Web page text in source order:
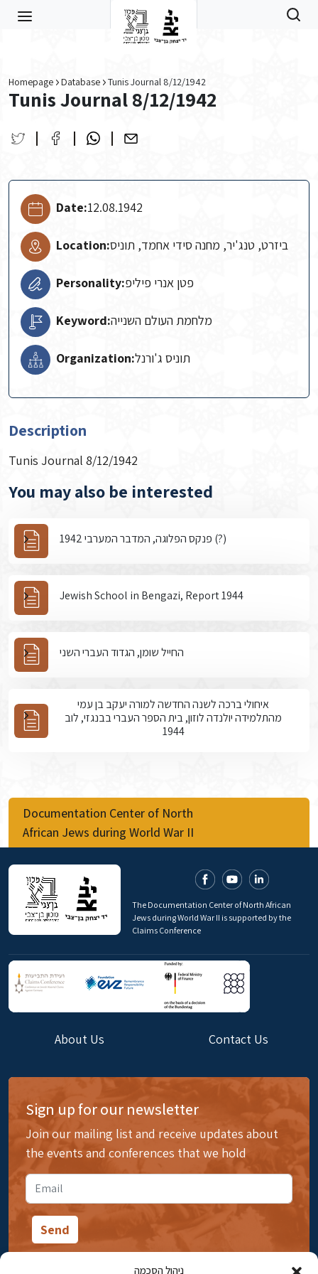
ניהול הסכמה
Homepage Database Tunis Journal 8/12/1942
Tunis Journal 8/12/1942
Date:12.08.1942
Location:ביזרט, טנג'יר, מחנה סידי אחמד, תוניס
Personality:פטן אנרי פיליפ
Keyword:מלחמת העולם השנייה
Organization:תוניס ג'ורנל
Description
Tunis Journal 8/12/1942
You may also be interested
פנקס הפלוגה, המדבר המערבי 1942 (?)
Jewish School in Bengazi, Report 1944
החייל שומן, הגדוד העברי השני
איחולי ברכה לשנה החדשה למורה יעקב בן עמי
מהתלמידה יולנדה לוזון, בית הספר העברי בבנגזי, לוב
1944
Documentation Center of North
African Jews during World War II
The Documentation Center of North African
Jews during World War II is supported by the
Claims Conference
About Us Contact Us
Sign up for our newsletter
Join our mailing list and receive updates about
the events and conferences that we hold